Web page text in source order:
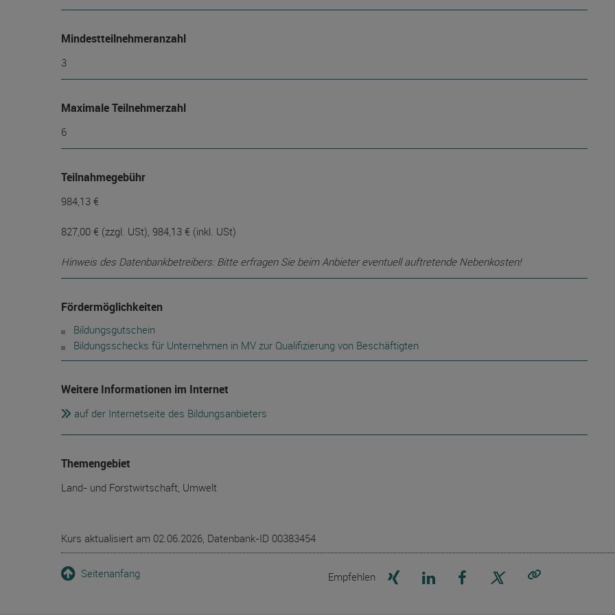
Mindest­teilnehmer­anzahl
3
Maximale Teilnehmerzahl
6
Teilnahmegebühr
984,13 €
827,00 € (zzgl. USt), 984,13 € (inkl. USt)
Hinweis des Datenbankbetreibers: Bitte erfragen Sie beim Anbieter eventuell auftretende Nebenkosten!
Fördermöglichkeiten
Bildungsgutschein
Bildungsschecks für Unternehmen in MV zur Qualifizierung von Beschäftigten
Weitere Informationen im Internet
auf der Internetseite des Bildungsanbieters
Themengebiet
Land- und Forstwirtschaft, Umwelt
Kurs aktualisiert am 02.06.2026, Datenbank-ID 00383454
Seitenanfang Empfehlen Seite auf Xing teilen
Seite auf LinkedIn teilen
Seite auf Facebook teilen
Seite auf X teilen